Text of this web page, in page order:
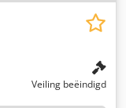
Veiling beëindigd